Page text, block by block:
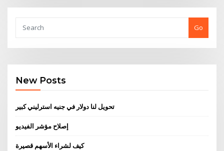
Go
New Posts
تحويل لنا دولار في جنيه استرليني كبير
إصلاح مؤشر الفيديو
كيف لشراء الأسهم قصيرة